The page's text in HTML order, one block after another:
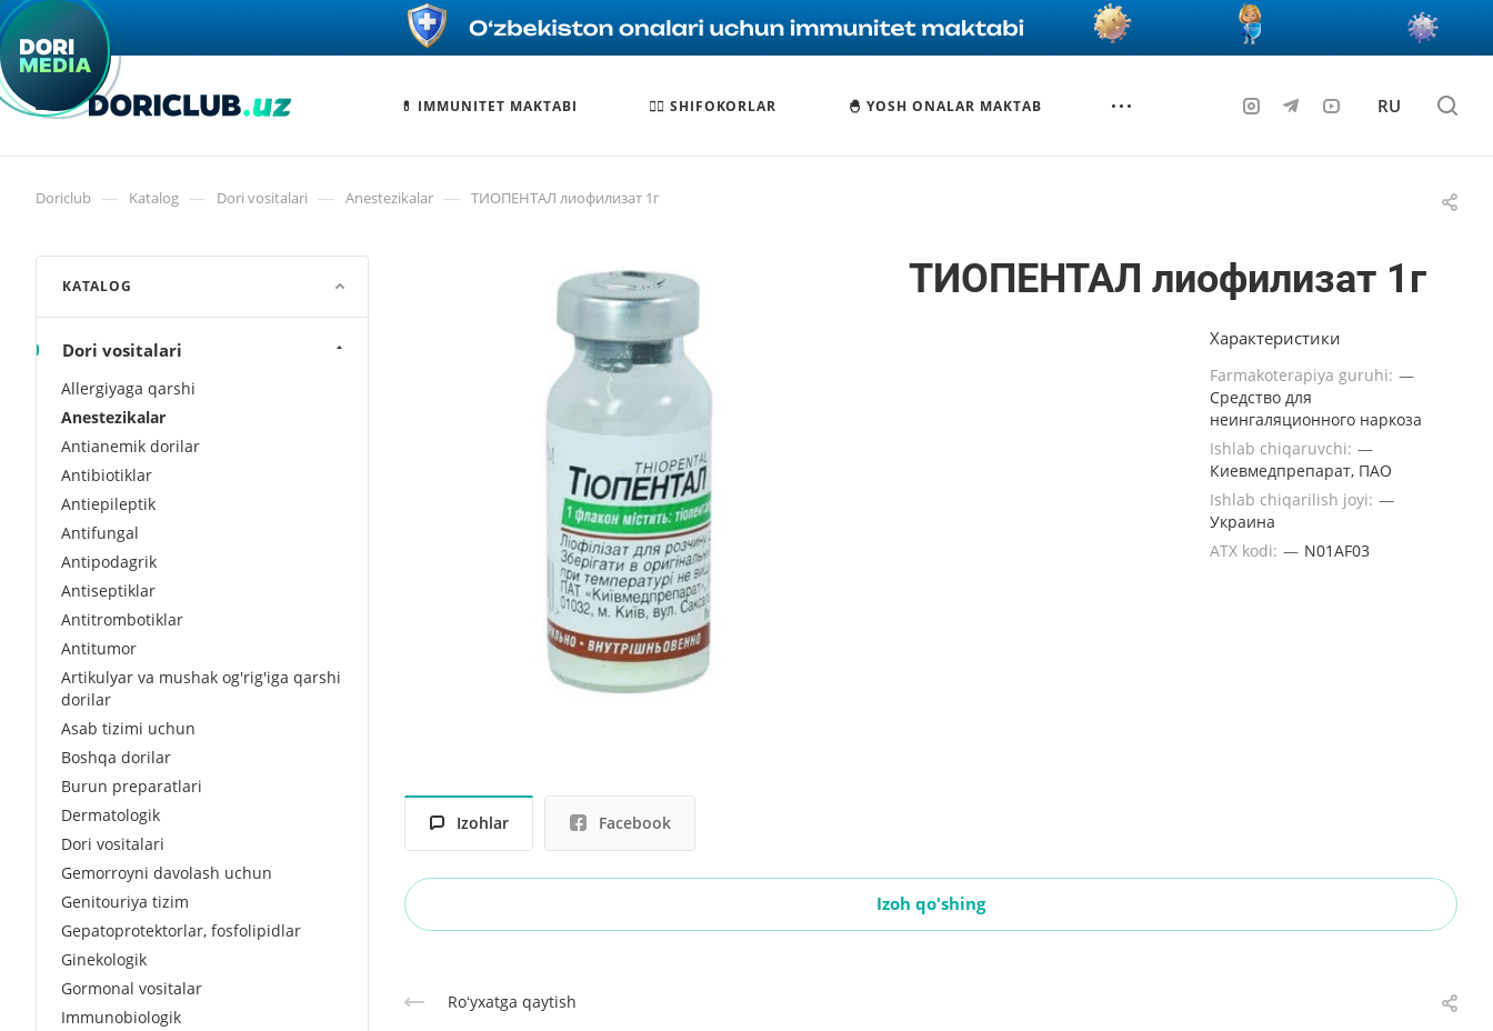
💊 IMMUNITET MAKTABI 🧑‍⚕️ SHIFOKORLAR 🐣 YOSH ONALAR MAKTAB RU
Doriclub — Katalog — Dori vositalari — Anestezikalar — ТИОПЕНТАЛ лиофилизат 1г
ТИОПЕНТАЛ лиофилизат 1г
Характеристики
Farmakoterapiya guruhi: —
Средство для
неингаляционного наркоза
Ishlab chiqaruvchi: —
Киевмедпрепарат, ПАО
Ishlab chiqarilish joyi: —
Украина
ATX kodi: — N01AF03
Izohlar Facebook
Izoh qo'shing
Roʻyxatga qaytish
KATALOG
Dori vositalari
Allergiyaga qarshi
Anestezikalar
Antianemik dorilar
Antibiotiklar
Antiepileptik
Antifungal
Antipodagrik
Antiseptiklar
Antitrombotiklar
Antitumor
Artikulyar va mushak og'rig'iga qarshi
dorilar
Asab tizimi uchun
Boshqa dorilar
Burun preparatlari
Dermatologik
Dori vositalari
Gemorroyni davolash uchun
Genitouriya tizim
Gepatoprotektorlar, fosfolipidlar
Ginekologik
Gormonal vositalar
Immunobiologik